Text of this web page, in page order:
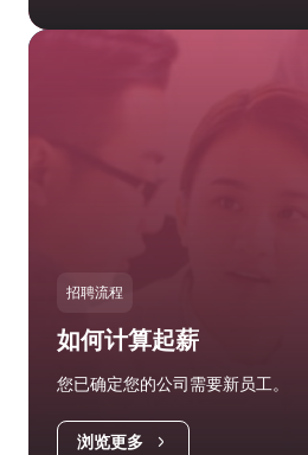
招聘流程
如何计算起薪
您已确定您的公司需要新员工。
浏览更多